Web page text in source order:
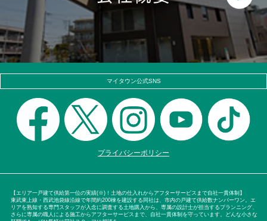
マイタウン公式SNS
プライバシーポリシー
【エリア一戸建て供給第一位の実績(※)！土地の仕入れからアフターサービスまで自社一貫体制】
東武東上線・西武池袋線沿線で年間約200棟を建設する同社は、市内の戸建て供給数ナンバーワン。エ
リアを熟知する専門スタッフが入念に調査する土地購入から、専属の設計士が担当するプランニング、
さらに専属の職人による施工からアフターサービスまで、自社一貫体制を守っています。どんな小さな